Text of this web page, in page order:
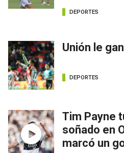
DEPORTES
Unión le
DEPORTES
Tim Payne
soñado en
marcó un